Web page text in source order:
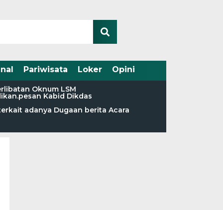
Pariwisata Loker Opini
Oknum LSM
Kabid Dikdas
adanya Dugaan berita Acara